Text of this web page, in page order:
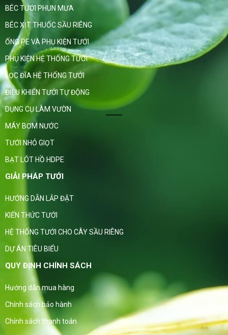
BÉC TƯỚI PHUN MƯA
BÉC XỊT THUỐC SẦU RIÊNG
ỐNG PE VÀ PHỤ KIỆN TƯỚI
PHỤ KIỆN HỆ THỐNG TƯỚI
LỌC ĐĨA HỆ THỐNG TƯỚI
ĐIỀU KHIỂN TƯỚI TỰ ĐỘNG
DỤNG CỤ LÀM VƯỜN
MÁY BƠM NƯỚC
TƯỚI NHỎ GIỌT
BẠT LÓT HỒ HDPE
GIẢI PHÁP TƯỚI
HƯỚNG DẪN LẮP ĐẶT
KIẾN THỨC TƯỚI
HỆ THỐNG TƯỚI CHO CÂY SẦU RIÊNG
DỰ ÁN TIÊU BIỂU
QUY ĐỊNH CHÍNH SÁCH
Hướng dẫn mua hàng
Chính sách bảo hành
Chính sách thanh toán